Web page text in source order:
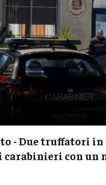
- Due truffatori in
con un